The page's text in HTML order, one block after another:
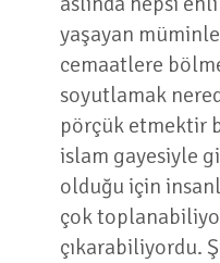
yaşayan
cemaatlere
soyutlamak
pörçük etmektir
islam gayesiyle
olduğu için
çok
çıkarabiliyordu.